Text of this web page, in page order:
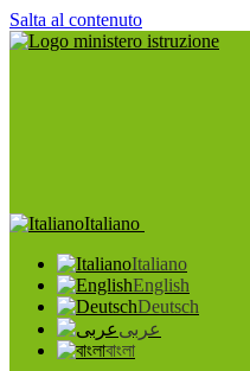
Salta al contenuto
Italiano
Italiano
English
Deutsch
عربى
বাংলা